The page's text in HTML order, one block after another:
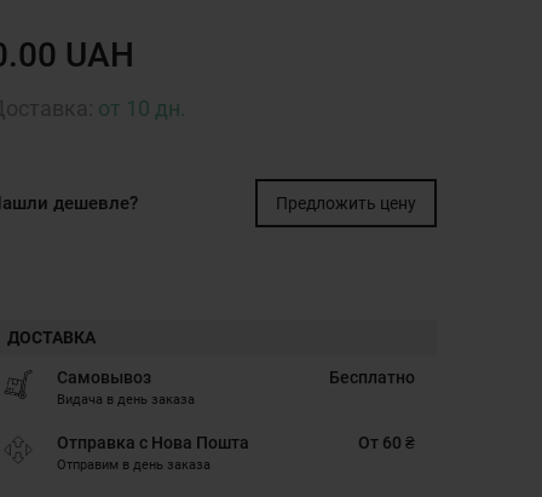
UAH
от 10 дн.
дешевле? Предложить цену
ДОСТАВКА
Самовывоз
Видача в день заказа
Бесплатно
Отправка с Нова Пошта
Отправим в день заказа
От 60 ₴